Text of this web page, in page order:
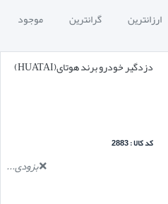
ارزانترین گرانترین موجود
دزدگیر خودرو برند هوتای(HUATAI)
کد کالا : 2883
بزودی...